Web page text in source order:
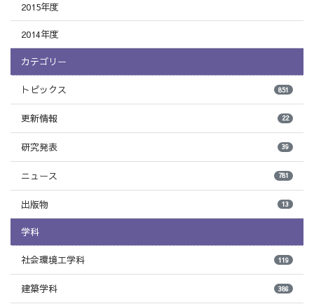
2015年度
2014年度
カテゴリー
トピックス 851
更新情報 22
研究発表 39
ニュース 781
出版物 13
学科
社会環境工学科 119
建築学科 386